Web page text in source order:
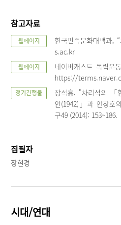
참고자료
웹페이지
한국민족문화대백과
s.ac.kr
웹페이지
네이버캐스트 독립운
https://
정기간행물
장석흥. "차리석의 「
안(1942)」과 안창호
구49 (2014): 153~186.
집필자
장현경
시대/연대